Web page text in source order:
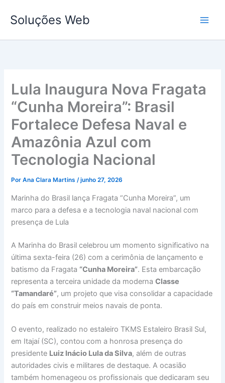
para
conteúdo
Soluções Web
Lula Inaugura Nova Fragata
“Cunha Moreira”: Brasil
Fortalece Defesa Naval e
Amazônia Azul com
Tecnologia Nacional
PorAna Clara Martins/junho 27, 2026
Marinha do Brasil lança Fragata “Cunha Moreira”, um
marco para a defesa e a tecnologia naval nacional com
presença de Lula
A Marinha do Brasil celebrou um momento significativo na
última sexta-feira (26) com a cerimônia de lançamento e
batismo da Fragata “Cunha Moreira”. Esta embarcação
representa a terceira unidade da modernaClasse
“Tamandaré”, um projeto que visa consolidar a capacidade
do país em construir meios navais de ponta.
O evento, realizado no estaleiro TKMS Estaleiro Brasil Sul,
em Itajaí (SC), contou com a honrosa presença do
presidente Luiz Inácio Lula da Silva, além de outras
autoridades civis e militares de destaque. A ocasião
também homenageou os profissionais que dedicaram seu